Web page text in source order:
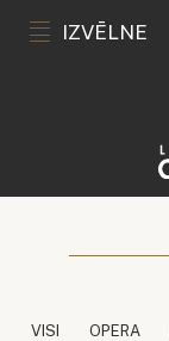
IZVĒLNE
VISI OPERA